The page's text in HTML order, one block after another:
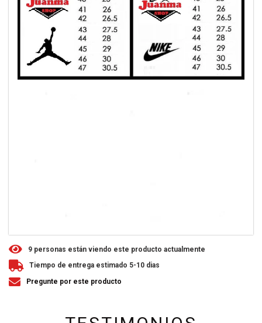
9 personas están viendo este producto actualmente
Tiempo de entrega estimado 5-10 dias
Pregunte por este producto